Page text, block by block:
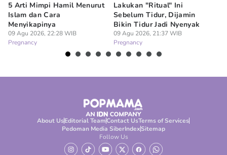
5 Arti Mimpi Hamil Menurut
Islam dan Cara
Menyikapinya
09 Agu 2026, 22:28 WIB
Pregnancy
Lakukan "Ritual" Ini
Sebelum Tidur, Dijamin
Bikin Tidur Jadi Nyenyak
09 Agu 2026, 21:37 WIB
Pregnancy
About UsEditorial TeamContact UsTerms of Services
Pedoman Media SiberIndexSitemap
Follow Us